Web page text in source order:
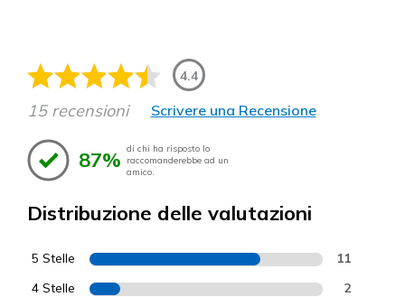
4.4
15 recensioni Scrivere una Recensione
87% di chi ha risposto lo
raccomanderebbe ad un
amico.
Distribuzione delle valutazioni
5 Stelle 11
4 Stelle 2